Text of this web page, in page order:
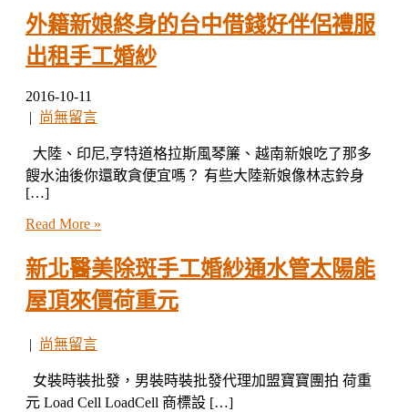
外籍新娘終身的台中借錢好伴侶禮服
出租手工婚紗
2016-10-11
|
尚無留言
大陸、印尼,亨特道格拉斯風琴簾、越南新娘吃了那多
餿水油後你還敢貪便宜嗎？ 有些大陸新娘像林志鈴身
[…]
Read More »
新北醫美除斑手工婚紗通水管太陽能
屋頂來價荷重元
| 尚無留言
女裝時裝批發，男裝時裝批發代理加盟寶寶團拍 荷重
元 Load Cell LoadCell 商標設 […]